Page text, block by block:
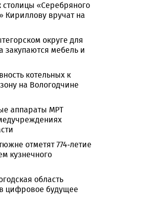
столицы «Серебряного
Кириллову вручат на
округе для
закупаются мебель и
котельных к
на Вологодчине
аппараты МРТ
отметят 774-летие
кузнечного
область
цифровое будущее